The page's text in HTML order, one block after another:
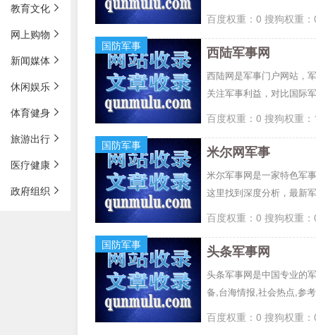
教育文化
网上购物
新闻媒体
休闲娱乐
体育健身
旅游出行
医疗健康
政府组织
百度权重：0 搜狗权重
国防军事
西陆军事网
西陆网是军事门户网站，
关注军事利益，对比国际
百度权重：0 搜狗权重
国防军事
米尔网军事
米尔军事网是一家特色军
这里找到深度分析，最新
百度权重：0 搜狗权重
国防军事
头条军事网
头条军事网是中国专业的
备,台海情报,社会热点,参
百度权重：0 搜狗权重